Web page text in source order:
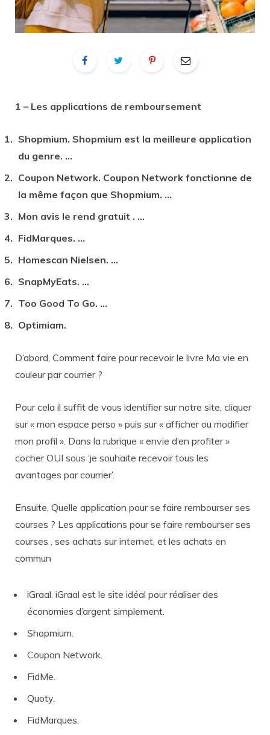
1 – Les applications de remboursement
Shopmium. Shopmium est la meilleure application
du genre. …
Coupon Network. Coupon Network fonctionne de
la même façon que Shopmium. …
Mon avis le rend gratuit . …
FidMarques. …
Homescan Nielsen. …
SnapMyEats. …
Too Good To Go. …
Optimiam.
D’abord, Comment faire pour recevoir le livre Ma vie en
couleur par courrier ?
Pour cela il suffit de vous identifier sur notre site, cliquer
sur « mon espace perso » puis sur « afficher ou modifier
mon profil ». Dans la rubrique « envie d’en profiter »
cocher OUI sous ‘je souhaite recevoir tous les
avantages par courrier’.
Ensuite, Quelle application pour se faire rembourser ses
courses ? Les applications pour se faire rembourser ses
courses , ses achats sur internet, et les achats en
commun
iGraal. iGraal est le site idéal pour réaliser des
économies d’argent simplement.
Shopmium.
Coupon Network.
FidMe.
Quoty.
FidMarques.